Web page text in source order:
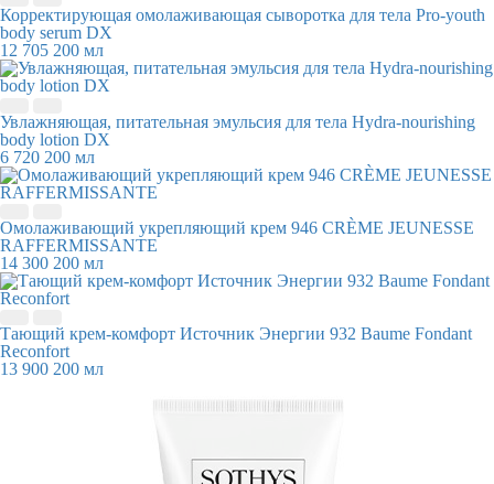
Корректирующая омолаживающая сыворотка для тела Pro-youth
body serum DX
12 705 200 мл
Увлажняющая, питательная эмульсия для тела Hydra-nourishing
body lotion DX
6 720 200 мл
Омолаживающий укрепляющий крем 946 CRÈME JEUNESSE
RAFFERMISSANTE
14 300 200 мл
Тающий крем-комфорт Источник Энергии 932 Baume Fondant
Reconfort
13 900 200 мл